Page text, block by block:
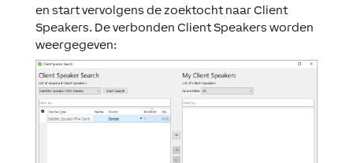
en start vervolgens de zoektocht naar Client
Speakers. De verbonden Client Speakers worden
weergegeven: